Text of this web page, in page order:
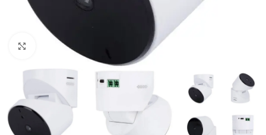
Noklikšķiniet, lai palielinātu